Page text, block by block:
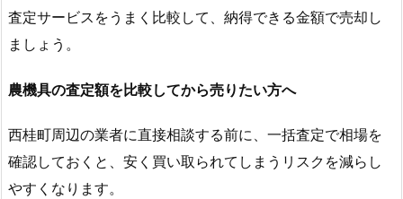
査定サービスをうまく比較して、納得できる金額で売却し
ましょう。
農機具の査定額を比較してから売りたい方へ
西桂町周辺の業者に直接相談する前に、一括査定で相場を
確認しておくと、安く買い取られてしまうリスクを減らし
やすくなります。